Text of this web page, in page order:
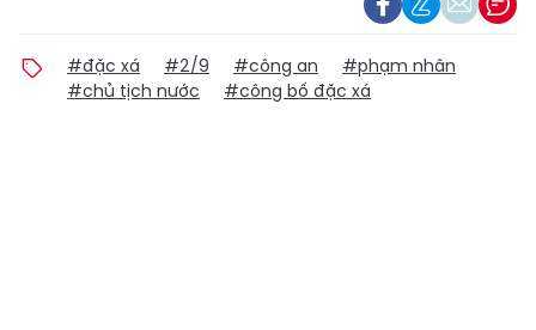
#đặc xá #2/9 #công an
#phạm nhân
#chủ tịch nước
#công bố đặc xá